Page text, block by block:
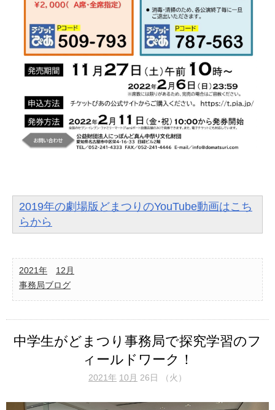
2019年の劇場版どまつりのYouTube動画はこち
らから
2021年
12月
事務局ブログ
中学生がどまつり事務局で探究学習のフ
ィールドワーク！
2021年 10月 26日 （火）